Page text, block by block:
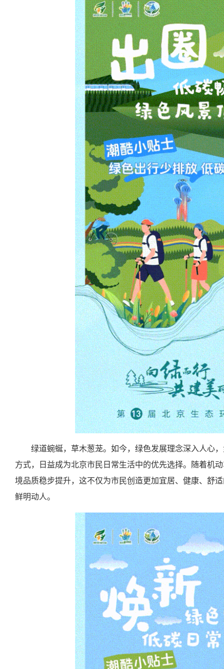
绿道蜿蜒，草木葱茏。如今，绿色发展理念深入人心
方式，日益成为北京市民日常生活中的优先选择。随着机
境品质稳步提升，这不仅为市民创造更加宜居、健康、舒
鲜明动人。